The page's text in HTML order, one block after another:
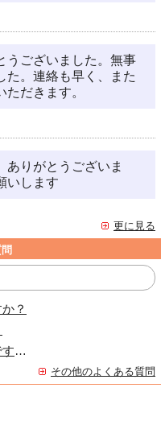
うございました。無事
た。連絡も早く、また
だきます。
ありがとうございま
いします
更に見る
？
代金の支払いはどのような方法ですか？
その他のよくある質問